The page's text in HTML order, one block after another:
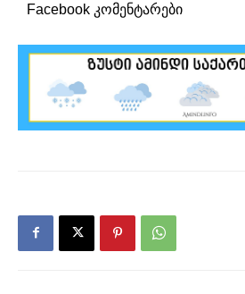
Facebook კომენტარები